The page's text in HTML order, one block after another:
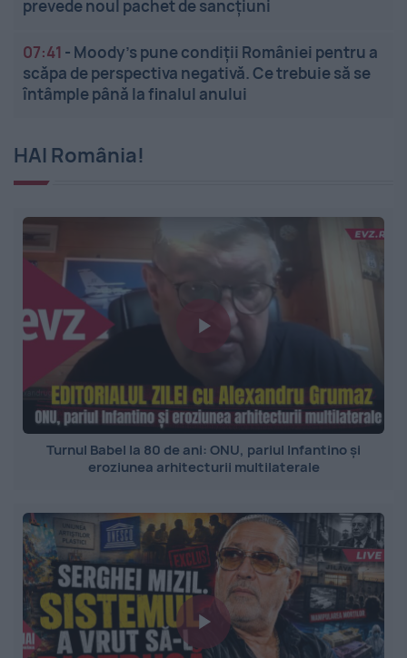
prevede noul pachet de sancțiuni
07:41 - Moody’s pune condiții României pentru a
scăpa de perspectiva negativă. Ce trebuie să se
întâmple până la finalul anului
HAI România!
Turnul Babel la 80 de ani: ONU, pariul Infantino și
eroziunea arhitecturii multilaterale